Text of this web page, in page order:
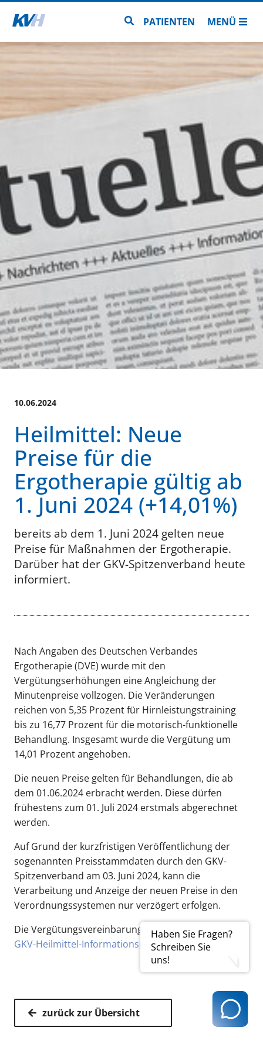
Zur Startseite Zur Seitensuche
PATIENTEN MENÜ
Haben Sie Fragen?
Schreiben Sie
uns!
10.06.2024
Heilmittel: Neue
Preise für die
Ergotherapie gültig ab
1. Juni 2024 (+14,01%)
bereits ab dem 1. Juni 2024 gelten neue
Preise für Maßnahmen der Ergotherapie.
Darüber hat der GKV-Spitzenverband heute
informiert.
Nach Angaben des Deutschen Verbandes
Ergotherapie (DVE) wurde mit den
Vergütungserhöhungen eine Angleichung der
Minutenpreise vollzogen. Die Veränderungen
reichen von 5,35 Prozent für Hirnleistungstraining
bis zu 16,77 Prozent für die motorisch-funktionelle
Behandlung. Insgesamt wurde die Vergütung um
14,01 Prozent angehoben.
Die neuen Preise gelten für Behandlungen, die ab
dem 01.06.2024 erbracht werden. Diese dürfen
frühestens zum 01. Juli 2024 erstmals abgerechnet
werden.
Auf Grund der kurzfristigen Veröffentlichung der
sogenannten Preisstammdaten durch den GKV-
Spitzenverband am 03. Juni 2024, kann die
Verarbeitung und Anzeige der neuen Preise in den
Verordnungssystemen nur verzögert erfolgen.
Die Vergütungsvereinbarung finden Sie auf dem
GKV-Heilmittel-Informationsportal.
zurück zur Übersicht